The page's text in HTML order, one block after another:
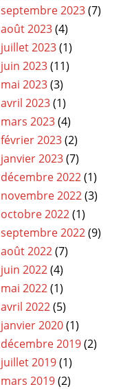
septembre 2023(7)
août 2023(4)
juillet 2023(1)
juin 2023(11)
mai 2023(3)
avril 2023(1)
mars 2023(4)
février 2023(2)
janvier 2023(7)
décembre 2022(1)
novembre 2022(3)
octobre 2022(1)
septembre 2022(9)
août 2022(7)
juin 2022(4)
mai 2022(1)
avril 2022(5)
janvier 2020(1)
décembre 2019(2)
juillet 2019(1)
mars 2019(2)